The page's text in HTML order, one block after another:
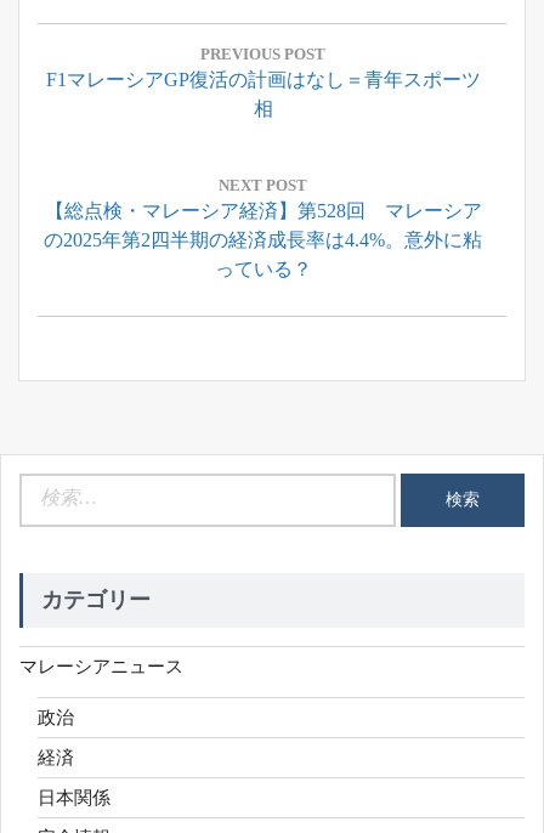
投
ナ
シ
ョ
PREVIOUS POST
Previous
F1マレーシアGP復活の計画はなし＝青年スポーツ
相
NEXT POST
Next
Post:
【総点検・マレーシア経済】第528回 マレーシア
の2025年第2四半期の経済成長率は4.4%。意外に粘
っている？
カテゴリー
マレーシアニュース
政治
経済
日本関係